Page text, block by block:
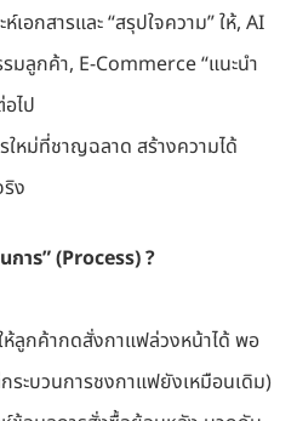
ห์เอกสารและ “สรุปใจความ” ให้, AI
มลูกค้า, E-Commerce “แนะนำ
ไป
ใหม่ที่ชาญฉลาด สร้างความได้
ง
การ” (Process) ?
ลูกค้ากดสั่งกาแฟล่วงหน้าได้ พอ
ระบวนการชงกาแฟยังเหมือนเดิม)